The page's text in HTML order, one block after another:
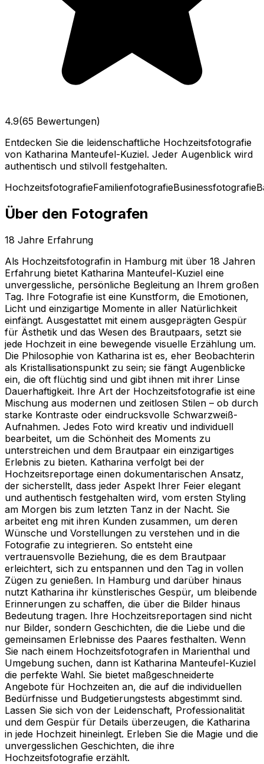
4.9(65 Bewertungen)
Entdecken Sie die leidenschaftliche Hochzeitsfotografie
von Katharina Manteufel-Kuziel. Jeder Augenblick wird
authentisch und stilvoll festgehalten.
HochzeitsfotografieFamilienfotografieBusinessfotografie
Über den Fotografen
18 Jahre Erfahrung
Als Hochzeitsfotografin in Hamburg mit über 18 Jahren
Erfahrung bietet Katharina Manteufel-Kuziel eine
unvergessliche, persönliche Begleitung an Ihrem großen
Tag. Ihre Fotografie ist eine Kunstform, die Emotionen,
Licht und einzigartige Momente in aller Natürlichkeit
einfängt. Ausgestattet mit einem ausgeprägten Gespür
für Ästhetik und das Wesen des Brautpaars, setzt sie
jede Hochzeit in eine bewegende visuelle Erzählung um.
Die Philosophie von Katharina ist es, eher Beobachterin
als Kristallisationspunkt zu sein; sie fängt Augenblicke
ein, die oft flüchtig sind und gibt ihnen mit ihrer Linse
Dauerhaftigkeit. Ihre Art der Hochzeitsfotografie ist eine
Mischung aus modernen und zeitlosen Stilen – ob durch
starke Kontraste oder eindrucksvolle Schwarzweiß-
Aufnahmen. Jedes Foto wird kreativ und individuell
bearbeitet, um die Schönheit des Moments zu
unterstreichen und dem Brautpaar ein einzigartiges
Erlebnis zu bieten. Katharina verfolgt bei der
Hochzeitsreportage einen dokumentarischen Ansatz,
der sicherstellt, dass jeder Aspekt Ihrer Feier elegant
und authentisch festgehalten wird, vom ersten Styling
am Morgen bis zum letzten Tanz in der Nacht. Sie
arbeitet eng mit ihren Kunden zusammen, um deren
Wünsche und Vorstellungen zu verstehen und in die
Fotografie zu integrieren. So entsteht eine
vertrauensvolle Beziehung, die es dem Brautpaar
erleichtert, sich zu entspannen und den Tag in vollen
Zügen zu genießen. In Hamburg und darüber hinaus
nutzt Katharina ihr künstlerisches Gespür, um bleibende
Erinnerungen zu schaffen, die über die Bilder hinaus
Bedeutung tragen. Ihre Hochzeitsreportagen sind nicht
nur Bilder, sondern Geschichten, die die Liebe und die
gemeinsamen Erlebnisse des Paares festhalten. Wenn
Sie nach einem Hochzeitsfotografen in Marienthal und
Umgebung suchen, dann ist Katharina Manteufel-Kuziel
die perfekte Wahl. Sie bietet maßgeschneiderte
Angebote für Hochzeiten an, die auf die individuellen
Bedürfnisse und Budgetierungstests abgestimmt sind.
Lassen Sie sich von der Leidenschaft, Professionalität
und dem Gespür für Details überzeugen, die Katharina
in jede Hochzeit hineinlegt. Erleben Sie die Magie und die
unvergesslichen Geschichten, die ihre
Hochzeitsfotografie erzählt.